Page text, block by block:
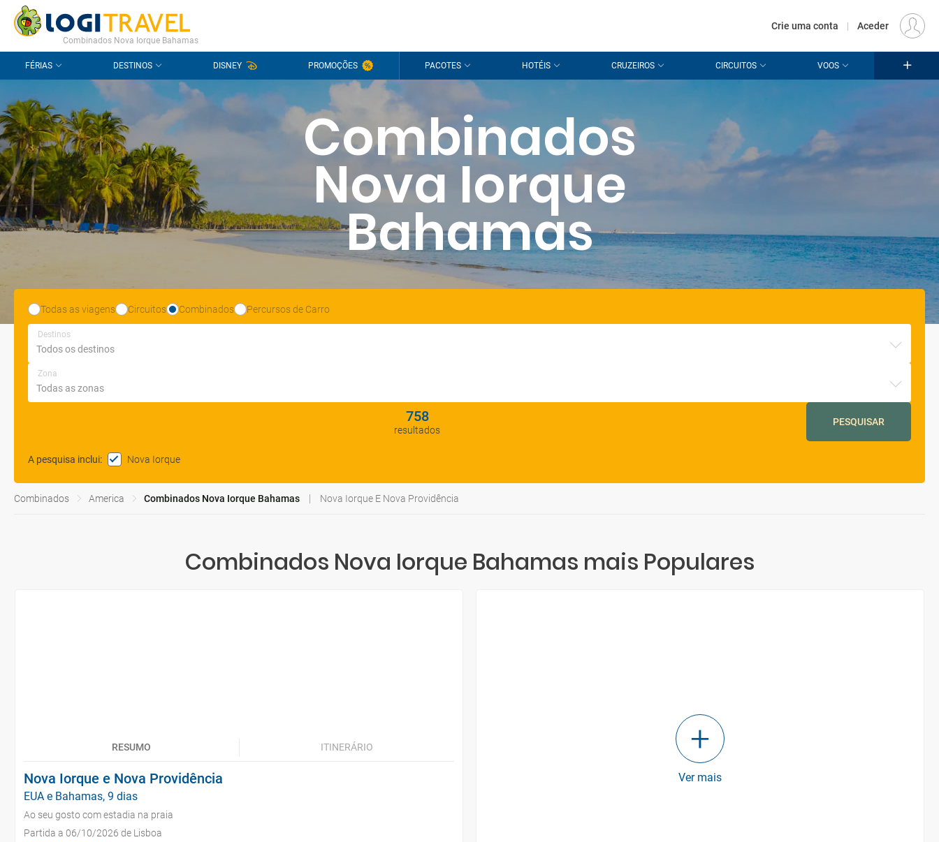
CONTACTO PERGUNTAS FREQUENTES EUR
Combinados Nova Iorque Bahamas
Crie uma conta | Aceder
FÉRIAS DESTINOS DISNEY PROMOÇÕES PACOTES HOTÉIS CRUZEIROS CIRCUITOS VOOS
Combinados
Nova Iorque
Bahamas
Todas as viagens Circuitos Combinados Percursos de Carro
Destinos
Zona
758
resultados
PESQUISAR
A pesquisa inclui: Nova Iorque
Combinados America Combinados Nova Iorque Bahamas Nova Iorque E Nova Providência
Combinados Nova Iorque Bahamas mais Populares
RESUMO ITINERÁRIO
Nova Iorque e Nova Providência
EUA e Bahamas, 9 dias
Ao seu gosto com estadia na praia
Partida a 06/10/2026 de Lisboa
Ver mais